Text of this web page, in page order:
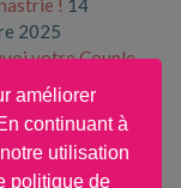
! 14
2025
votre Couple
(ou pas) selon
Composite
Attirez-vous
améliorer
continuant à
utilisation
politique de